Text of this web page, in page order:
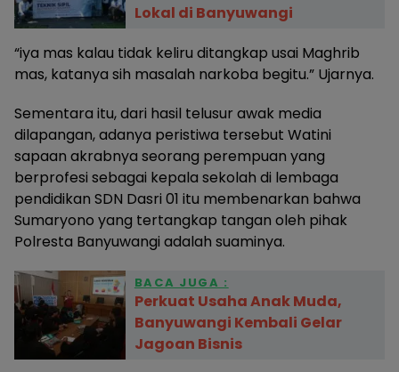
Lokal di Banyuwangi
“iya mas kalau tidak keliru ditangkap usai Maghrib
mas, katanya sih masalah narkoba begitu.” Ujarnya.
Sementara itu, dari hasil telusur awak media
dilapangan, adanya peristiwa tersebut Watini
sapaan akrabnya seorang perempuan yang
berprofesi sebagai kepala sekolah di lembaga
pendidikan SDN Dasri 01 itu membenarkan bahwa
Sumaryono yang tertangkap tangan oleh pihak
Polresta Banyuwangi adalah suaminya.
BACA JUGA :
Perkuat Usaha Anak Muda,
Banyuwangi Kembali Gelar
Jagoan Bisnis